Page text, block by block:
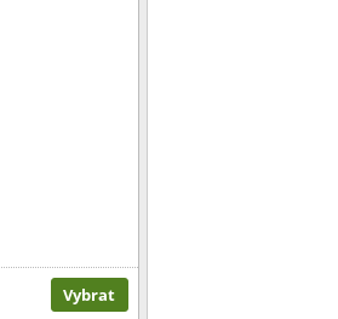
Vybrat